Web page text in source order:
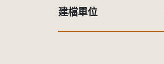
建檔單位